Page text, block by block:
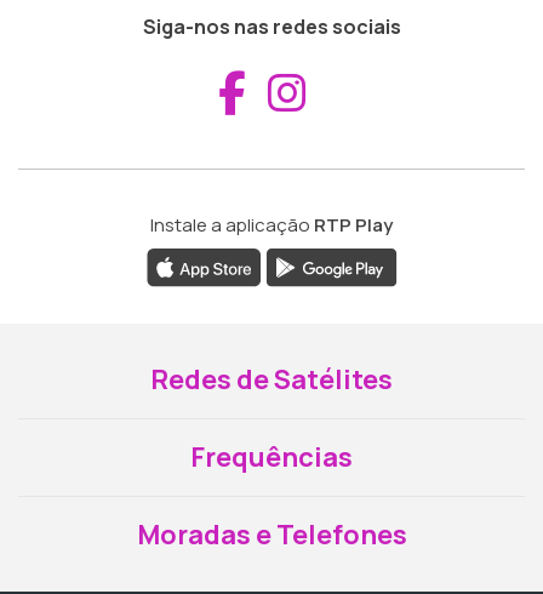
Siga-nos nas redes sociais
Aceder ao
Instale a aplicação RTP Play
Redes de Satélites
Frequências
Moradas e Telefones